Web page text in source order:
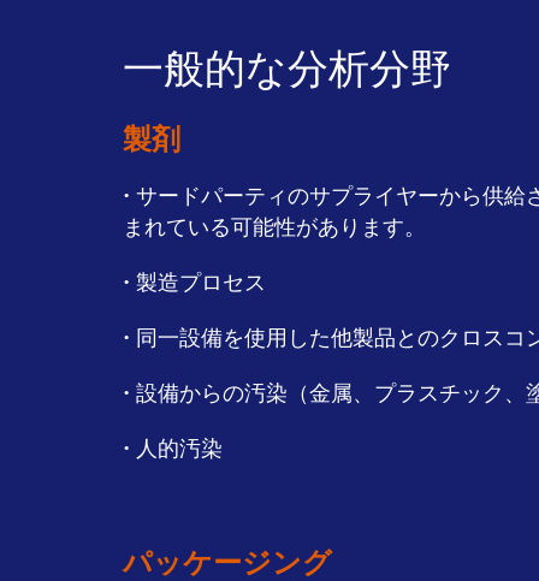
一般的な分析分野
製剤
• サードパーティのサプライヤーから供
まれている可能性があります。
• 製造プロセス
• 同一設備を使用した他製品とのクロスコ
• 設備からの汚染（金属、プラスチック、
• 人的汚染
パッケージング